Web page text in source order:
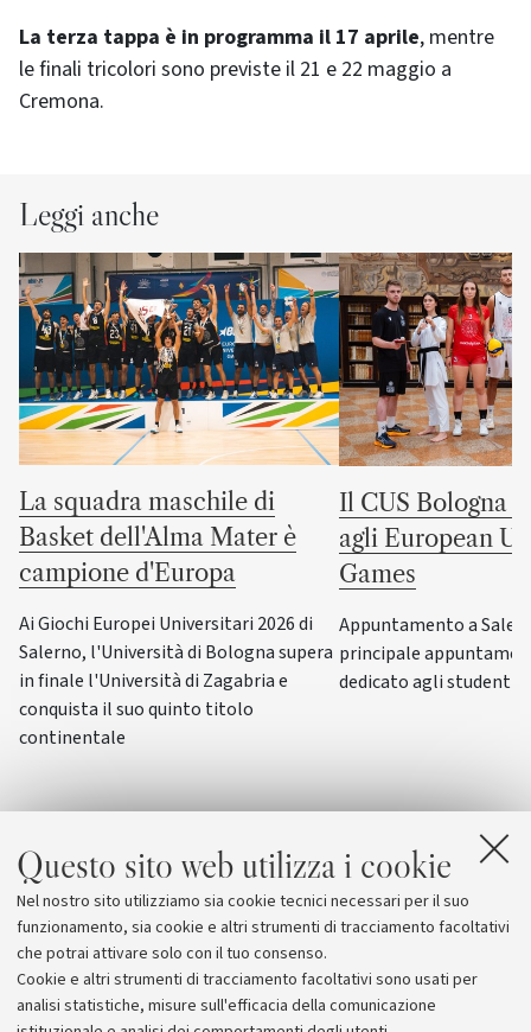
Questo sito web utilizza i cookie
Nel nostro sito utilizziamo sia cookie tecnici necessari per il suo
funzionamento, sia cookie e altri strumenti di tracciamento facoltativi
che potrai attivare solo con il tuo consenso.
Cookie e altri strumenti di tracciamento facoltativi sono usati per
analisi statistiche, misure sull'efficacia della comunicazione
La terza tappa è in programma il 17 aprile, mentre
le finali tricolori sono previste il 21 e 22 maggio a
Cremona.
Leggi anche
La squadra maschile di
Basket dell'Alma Mater è
campione d'Europa
Ai Giochi Europei Universitari 2026 di
Salerno, l'Università di Bologna supera
in finale l'Università di Zagabria e
conquista il suo quinto titolo
continentale
Il CUS Bologna
agli European
Games
Appuntamento a
principale
dedicato agli